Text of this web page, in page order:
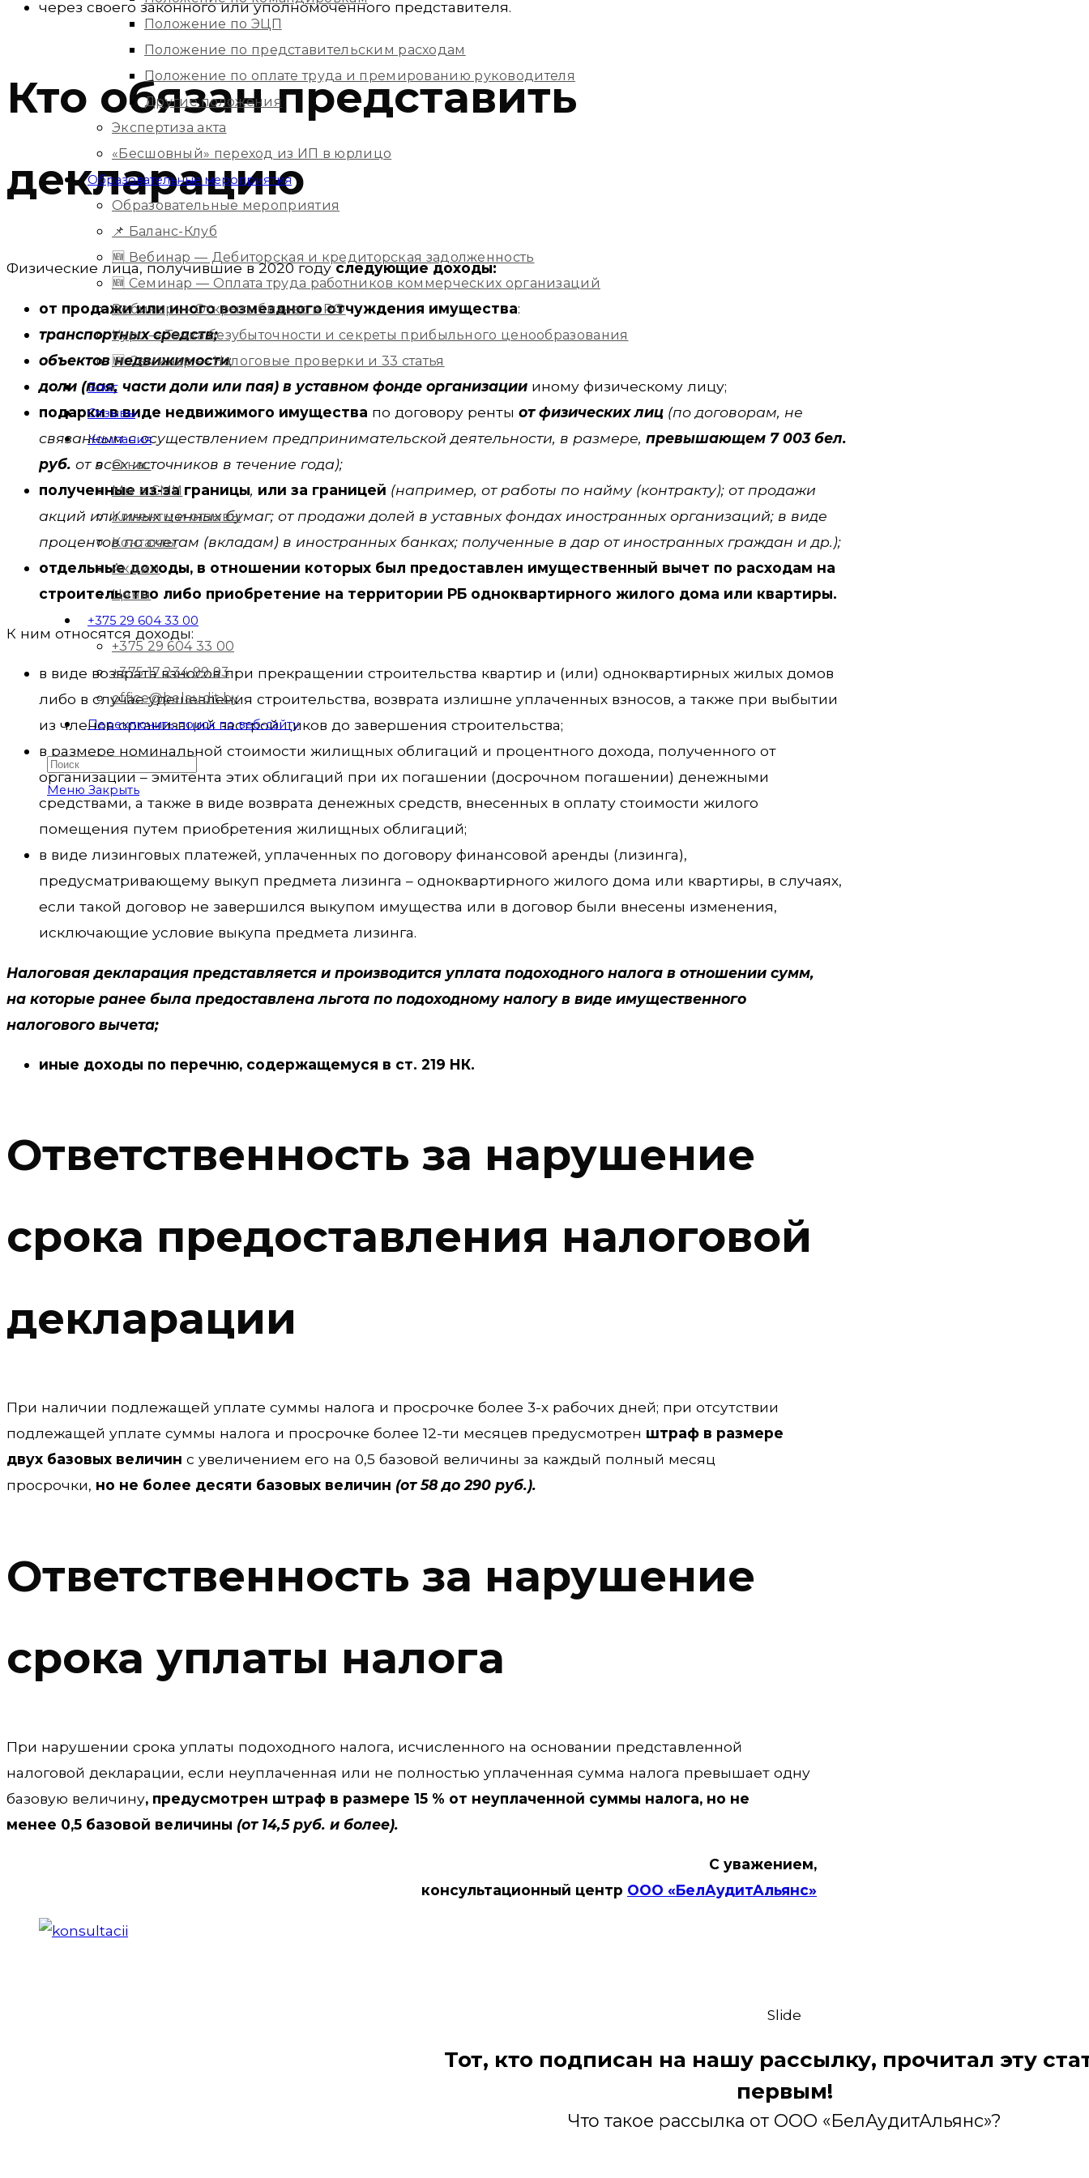
Положение по ЭЦП
Положение по представительским расходам
Положение по оплате труда и премированию руководителя
Другие положения
Экспертиза акта
«Бесшовный» переход из ИП в юрлицо
Образовательные мероприятия
Образовательные мероприятия
📌 Баланс-Клуб
🆕 Вебинар — Дебиторская и кредиторская задолженность
🆕 Семинар — Оплата труда работников коммерческих организаций
Вебинар — Открыть бизнес в РФ
Курс — Точка безубыточности и секреты прибыльного ценообразования
🆕 Семинар — Налоговые проверки и 33 статья
Блог
Отзывы
Компания
О нас
Мы в СМИ
Клиенты и отзывы
Контакты
Акции
Цены
+375 29 604 33 00
+375 29 604 33 00
+375 17 234 99 93
office@belaudit.by
Переключить поиск по веб-сайту
Меню Закрыть
через своего законного или уполномоченного представителя.
Кто обязан представить
декларацию
Физические лица, получившие в 2020 годуследующие доходы:
от продажи или иного возмездного отчуждения имущества:
транспортных средств;
объектов недвижимости;
доли (пая, части доли или пая) в уставном фонде организации иному физическому лицу;
подарки в виде недвижимого имущества по договору ренты от физических лиц (по договорам, не
связанным с осуществлением предпринимательской деятельности, в размере, превышающем 7 003 бел.
руб. от всех источников в течение года);
полученные из-за границы, или за границей (например, от работы по найму (контракту); от продажи
акций или иных ценных бумаг; от продажи долей в уставных фондах иностранных организаций; в виде
процентов по счетам (вкладам) в иностранных банках; полученные в дар от иностранных граждан и др.);
отдельные доходы, в отношении которых был предоставлен имущественный вычет по расходам на
строительство либо приобретение на территории РБ одноквартирного жилого дома или квартиры.
К ним относятся доходы:
в виде возврата взносов при прекращении строительства квартир и (или) одноквартирных жилых домов
либо в случае удешевления строительства, возврата излишне уплаченных взносов, а также при выбытии
из членов организаций застройщиков до завершения строительства;
в размере номинальной стоимости жилищных облигаций и процентного дохода, полученного от
организации – эмитента этих облигаций при их погашении (досрочном погашении) денежными
средствами, а также в виде возврата денежных средств, внесенных в оплату стоимости жилого
помещения путем приобретения жилищных облигаций;
в виде лизинговых платежей, уплаченных по договору финансовой аренды (лизинга),
предусматривающему выкуп предмета лизинга – одноквартирного жилого дома или квартиры, в случаях,
если такой договор не завершился выкупом имущества или в договор были внесены изменения,
исключающие условие выкупа предмета лизинга.
Налоговая декларация представляется и производится уплата подоходного налога в отношении сумм,
на которые ранее была предоставлена льгота по подоходному налогу в виде имущественного
налогового вычета;
иные доходы по перечню, содержащемуся в ст. 219 НК.
Ответственность за нарушение
срока предоставления налоговой
декларации
При наличии подлежащей уплате суммы налога и просрочке более 3-х рабочих дней; при отсутствии
подлежащей уплате суммы налога и просрочке более 12-ти месяцев предусмотрен штраф в размере
двух базовых величин с увеличением его на 0,5 базовой величины за каждый полный месяц
просрочки, но не более десяти базовых величин (от 58 до 290 руб.).
Ответственность за нарушение
срока уплаты налога
При нарушении срока уплаты подоходного налога, исчисленного на основании представленной
налоговой декларации, если неуплаченная или не полностью уплаченная сумма налога превышает одну
базовую величину, предусмотрен штраф в размере 15 % от неуплаченной суммы налога, но не
менее 0,5 базовой величины (от 14,5 руб. и более).
С уважением,
консультационный центр ООО «БелАудитАльянс»
Slide
Тот, кто подписан на нашу рассылку, прочитал эту
первым!
Что такое рассылка от ООО «БелАудитАльянс»?